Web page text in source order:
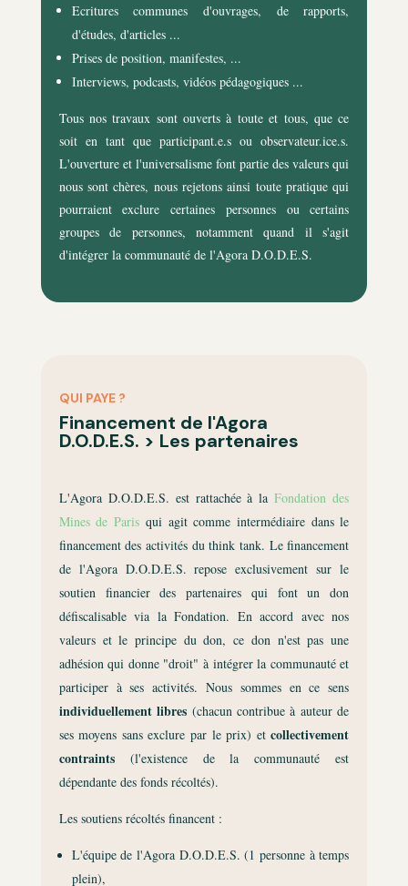
Ecritures communes d'ouvrages, de rapports,
d'études, d'articles ...
Prises de position, manifestes, ...
Interviews, podcasts, vidéos pédagogiques ...
Tous nos travaux sont ouverts à toute et tous, que ce
soit en tant que participant.e.s ou observateur.ice.s.
L'ouverture et l'universalisme font partie des valeurs qui
nous sont chères, nous rejetons ainsi toute pratique qui
pourraient exclure certaines personnes ou certains
groupes de personnes, notamment quand il s'agit
d'intégrer la communauté de l'Agora D.O.D.E.S.
QUI PAYE ?
Financement de l'Agora
D.O.D.E.S. > Les partenaires
L'Agora D.O.D.E.S. est rattachée à laFondation des
Mines de Paris qui agit comme intermédiaire dans le
financement des activités du think tank. Le financement
de l'Agora D.O.D.E.S. repose exclusivement sur le
soutien financier des partenaires qui font un don
défiscalisable via la Fondation. En accord avec nos
valeurs et le principe du don, ce don n'est pas une
adhésion qui donne "droit" à intégrer la communauté et
participer à ses activités. Nous sommes en ce sens
individuellement libres (chacun contribue à auteur de
ses moyens sans exclure par le prix) etcollectivement
contraints(l'existence de la communauté est
dépendante des fonds récoltés).
Les soutiens récoltés financent :
L'équipe de l'Agora D.O.D.E.S. (1 personne à temps
plein),